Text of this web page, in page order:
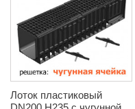
Лоток пластиковый